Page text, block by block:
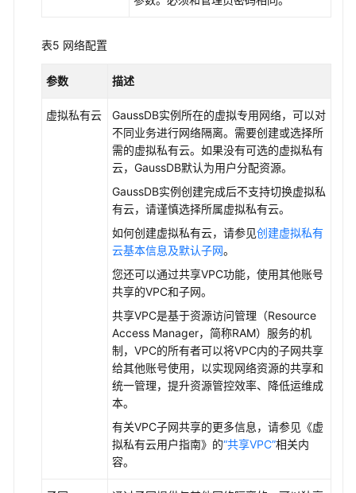
表5 网络配置
参数 描述
虚拟私有云 GaussDB实例所在的虚拟专用网络，可以对
不同业务进行网络隔离。需要创建或选择所
需的虚拟私有云。如果没有可选的虚拟私有
云， GaussDB默认为用户分配资源。
GaussDB实例创建完成后不支持切换虚拟私
有云，请谨慎选择所属虚拟私有云。
如何创建虚拟私有云，请参见创建虚拟私有
云基本信息及默认子网。
您还可以通过共享VPC功能，使用其他账号
共享的VPC和子网。
共享VPC是基于资源访问管理（Resource
Access Manager，简称RAM）服务的机
制，VPC的所有者可以将VPC内的子网共享
给其他账号使用，以实现网络资源的共享和
统一管理，提升资源管控效率、降低运维成
本。
有关VPC子网共享的更多信息，请参见《虚
拟私有云用户指南》的“共享VPC”相关内
容。